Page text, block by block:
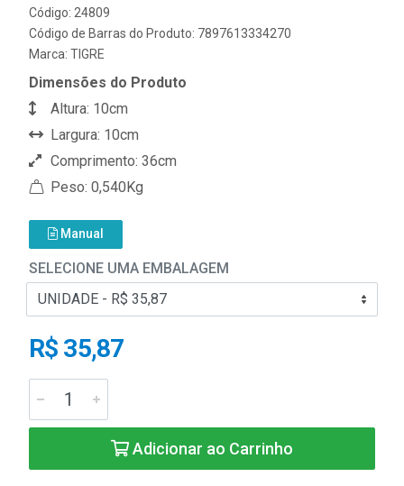
Código: 24809
Código de Barras do Produto: 7897613334270
Marca: TIGRE
Dimensões do Produto
Altura: 10cm
Largura: 10cm
Comprimento: 36cm
Peso: 0,540Kg
Manual
SELECIONE UMA EMBALAGEM
R$ 35,87
Adicionar ao Carrinho